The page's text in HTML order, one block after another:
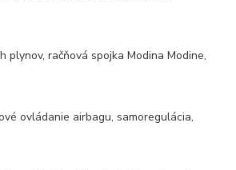
plynov, račňová spojka Modina Modine,
ovládanie airbagu, samoregulácia,